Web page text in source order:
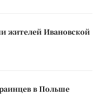
жителей Ивановской
в Польше